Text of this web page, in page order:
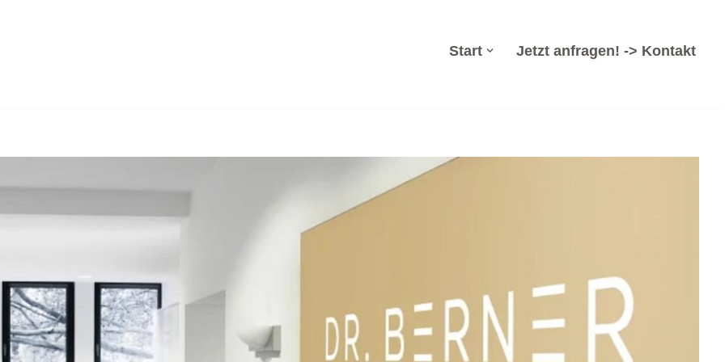
Start Jetzt anfragen! -> Kontakt
Berner & Partner Rechtsanwälte als auch ✓Insolvenzverwaltung, Arbeitsrecht, Insolvenzsanierung, Wirtschaftsrecht.
✓Insolvenzsanierung, ✓Arbeitsrecht oder ✓Wirtschaftsrecht für Heygendorf bei Dr. Berner & Partner